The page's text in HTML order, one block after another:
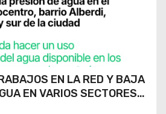
EN LA RED Y BAJA
EN VARIOS SECTORES